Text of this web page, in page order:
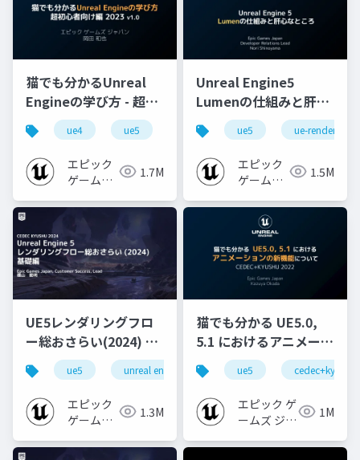
猫でも分かるUnreal
Engineの学び方 - 超初
心者向け編 - 2023 v1.0
ue4 ue5 ue-beginner
エピック
ゲームズ
1.7M
Unreal Engine5
Lumenの仕組みと肝心
なところ
ue5 ue-rendering
エピック
ゲームズ
1.5M
UE5レンダリングフロ
ー総おさらい(2024) 基
礎編！
[CEDEC+KYUSHU
2024]
ue5 unreal engine ue-rendering
エピック
ゲームズ
1.3M
猫でも分かる UE5.0,
5.1 におけるアニメーシ
ョンの新機能について
【CEDEC+KYUSHU
2022】
ue5 cedec+kyushu
エピック ゲ
ームズ ジャ
1M